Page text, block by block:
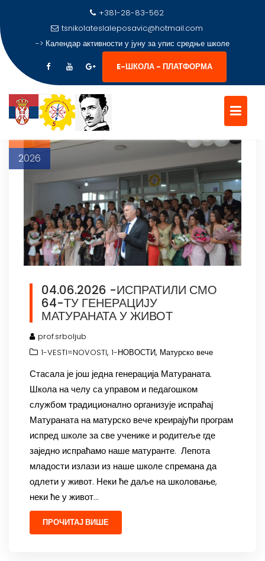
Skip
content
+381-28-83-562
tsnikolateslaleposavic@hotmail.com
-> Календар активности у јуну за упис средње школе
E-ШКОЛА - ПЛАТФОРМА
КАТЕГОРИЈА:МАТУРСКО
5
2026
04.06.2026 -ИСПРАТИЛИ СМО
64-ТУ ГЕНЕРАЦИЈУ
МАТУРАНАТА У ЖИВОТ
prof.srboljub
1-VESTI=NOVOSTI, 1-НОВОСТИ, Матурско вече
Стасала је још једна генерација Матураната.
Школа на челу са управом и педагошком
службом традиционално организује испраћај
Матураната на матурско вече креирајући програм
испред школе за све ученике и родитеље где
заједно испраћамо наше матуранте. Лепота
младости излази из наше школе спремана да
одлети у живот. Неки ће даље на школовање,
неки ће у живот…
ПРОЧИТАЈ ВИШЕ